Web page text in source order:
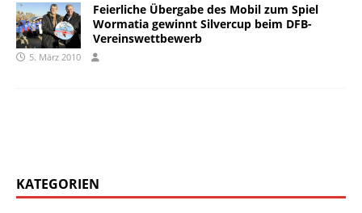
Feierliche Übergabe des Mobil zum Spiel 
Wormatia gewinnt Silvercup beim DFB-
Vereinswettbewerb
5. März 2010
KATEGORIEN